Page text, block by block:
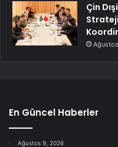
Çin
En Güncel Haberler
Ağustos 9, 2026